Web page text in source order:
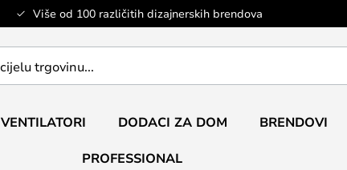
Više od 100 različitih dizajnerskih brendova
VENTILATORI DODACI ZA DOM BRENDOVI
PROFESSIONAL